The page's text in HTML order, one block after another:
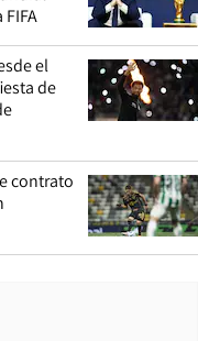
el
de
contrato